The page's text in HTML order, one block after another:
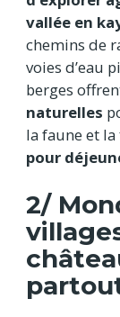
vallée en
chemins de
voies d’eau
berges
naturelles
la faune et
pour
2/